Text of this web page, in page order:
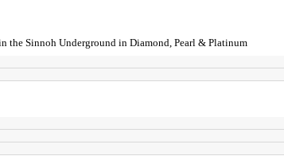
the Sinnoh Underground in Diamond, Pearl & Platinum